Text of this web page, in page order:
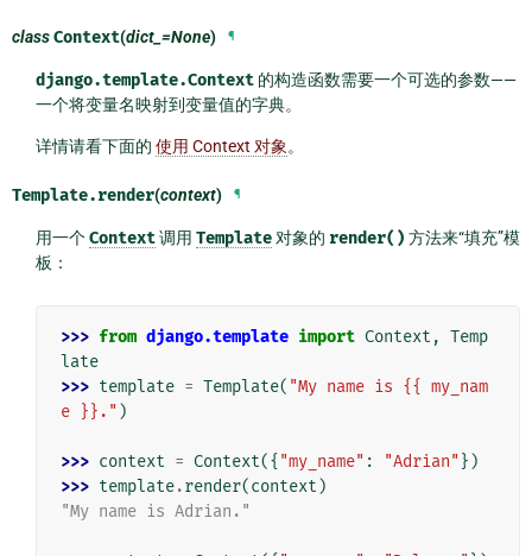
classContext(dict_=None) ¶
django.template.Context的构造函数需要一个可选的参数——
一个将变量名映射到变量值的字典。
详情请看下面的 使用 Context 对象。
Template.render(context) ¶
用一个Context调用 Template对象的 render() 方法来“填充”模
板：
>>> from django.template import Context , Temp
late
>>> template = Template( "My name is {{ my_nam
e }}." )
>>> context = Context({ "my_name" : "Adrian" })
>>> template.render(context )
"My name is Adrian."